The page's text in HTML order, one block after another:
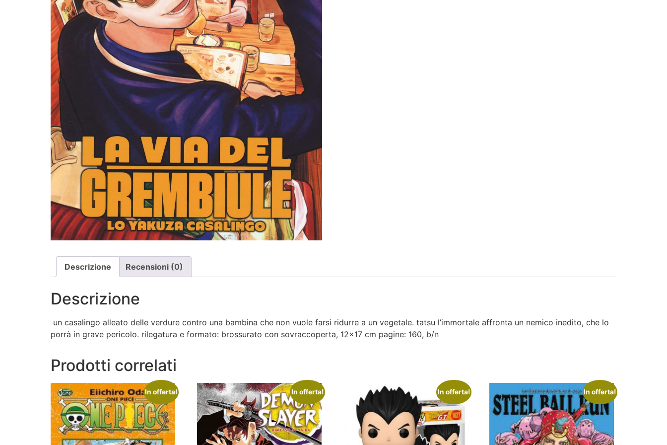
Descrizione Recensioni (0)
Descrizione
un casalingo alleato delle verdure contro una bambina che non vuole farsi ridurre a un vegetale. tatsu l’immortale affronta un nemico inedito, che lo
porrà in grave pericolo. rilegatura e formato: brossurato con sovraccoperta, 12×17 cm pagine: 160, b/n
Prodotti correlati
In offerta! In offerta! In offerta! In offerta!